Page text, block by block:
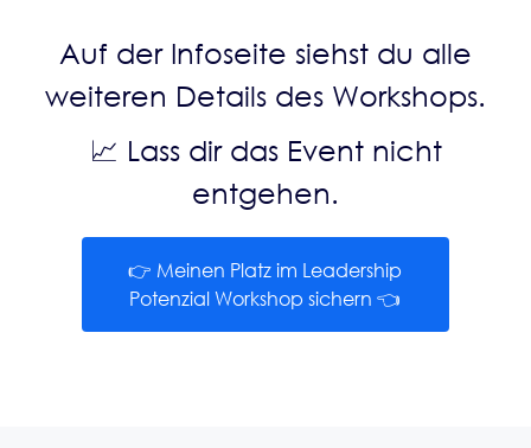
Auf der Infoseite siehst du alle
weiteren Details des Workshops.
📈 Lass dir das Event nicht
entgehen.
👉 Meinen Platz im Leadership
Potenzial Workshop sichern 👈